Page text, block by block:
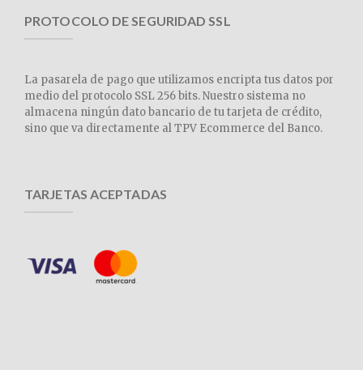
PROTOCOLO DE SEGURIDAD SSL
La pasarela de pago que utilizamos encripta tus datos por
medio del protocolo SSL 256 bits. Nuestro sistema no
almacena ningún dato bancario de tu tarjeta de crédito,
sino que va directamente al TPV Ecommerce del Banco.
TARJETAS ACEPTADAS